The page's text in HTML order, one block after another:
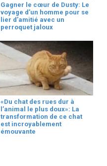
Gagner le cœur de Dusty: Le
voyage d’un homme pour se
lier d’amitié avec un
perroquet jaloux
«Du chat des rues dur à
l’animal le plus doux»: La
transformation de ce chat
est incroyablement
émouvante